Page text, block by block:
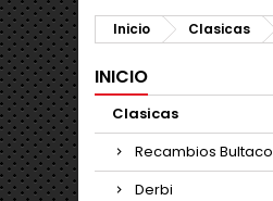
Inicio Clasicas
INICIO
Clasicas
Recambios Bultaco
Derbi